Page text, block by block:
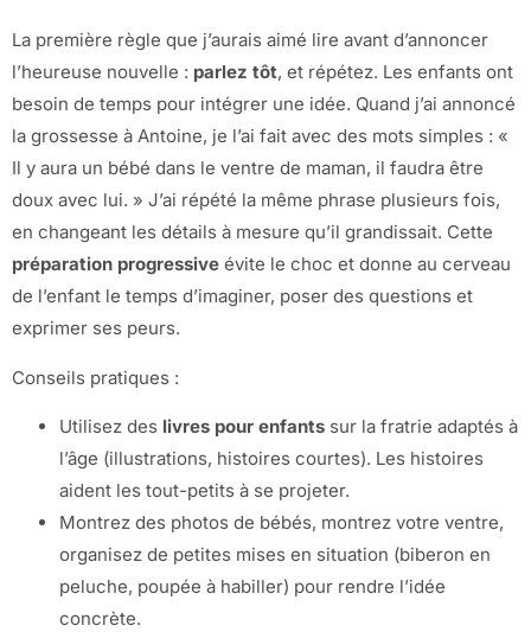
La première règle que j’aurais aimé lire avant d’annoncer
l’heureuse nouvelle : parlez tôt, et répétez. Les enfants ont
besoin de temps pour intégrer une idée. Quand j’ai annoncé
la grossesse à Antoine, je l’ai fait avec des mots simples : «
Il y aura un bébé dans le ventre de maman, il faudra être
doux avec lui. » J’ai répété la même phrase plusieurs fois,
en changeant les détails à mesure qu’il grandissait. Cette
préparation progressive évite le choc et donne au cerveau
de l’enfant le temps d’imaginer, poser des questions et
exprimer ses peurs.
Conseils pratiques :
Utilisez des livres pour enfants sur la fratrie adaptés à
l’âge (illustrations, histoires courtes). Les histoires
aident les tout-petits à se projeter.
Montrez des photos de bébés, montrez votre ventre,
organisez de petites mises en situation (biberon en
peluche, poupée à habiller) pour rendre l’idée
concrète.